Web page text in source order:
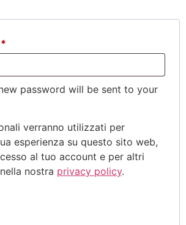
*
password will be sent to your
verranno utilizzati per
esperienza su questo sito web,
al tuo account e per altri
nostra privacy policy.